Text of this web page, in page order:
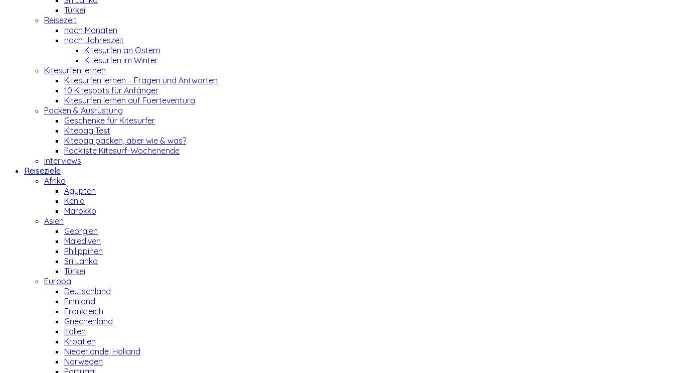
Türkei
Reisezeit
nach Monaten
nach Jahreszeit
Kitesurfen an Ostern
Kitesurfen im Winter
Kitesurfen lernen
Kitesurfen lernen – Fragen und Antworten
10 Kitespots für Anfänger
Kitesurfen lernen auf Fuerteventura
Packen & Ausrüstung
Geschenke für Kitesurfer
Kitebag Test
Kitebag packen, aber wie & was?
Packliste Kitesurf-Wochenende
Interviews
Reiseziele
Afrika
Ägypten
Kenia
Marokko
Asien
Georgien
Malediven
Philippinen
Sri Lanka
Türkei
Europa
Deutschland
Finnland
Frankreich
Griechenland
Italien
Kroatien
Niederlande, Holland
Norwegen